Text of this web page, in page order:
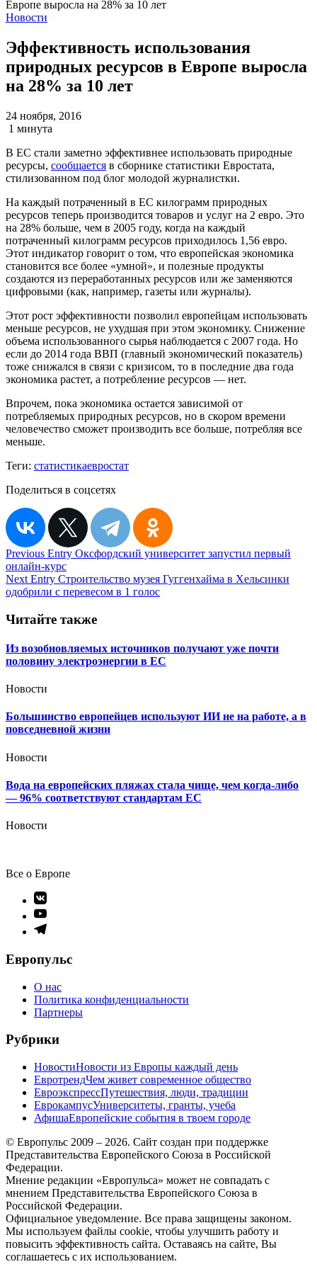
Новости
Эффективность использования
природных ресурсов в Европе выросла
на 28% за 10 лет
24 ноября, 2016
1 минута
В ЕС стали заметно эффективнее использовать природные
ресурсы, сообщается в сборнике статистики Евростата,
стилизованном под блог молодой журналистки.
На каждый потраченный в ЕС килограмм природных
ресурсов теперь производится товаров и услуг на 2 евро. Это
на 28% больше, чем в 2005 году, когда на каждый
потраченный килограмм ресурсов приходилось 1,56 евро.
Этот индикатор говорит о том, что европейская экономика
становится все более «умной», и полезные продукты
создаются из переработанных ресурсов или же заменяются
цифровыми (как, например, газеты или журналы).
Этот рост эффективности позволил европейцам использовать
меньше ресурсов, не ухудшая при этом экономику. Снижение
объема использованного сырья наблюдается с 2007 года. Но
если до 2014 года ВВП (главный экономический показатель)
тоже снижался в связи с кризисом, то в последние два года
экономика растет, а потребление ресурсов — нет.
Впрочем, пока экономика остается зависимой от
потребляемых природных ресурсов, но в скором времени
человечество сможет производить все больше, потребляя все
меньше.
Теги: статистикаевростат
Поделиться в соцсетях
Навигация
по
записям
Previous Entry Оксфордский университет запустил первый
онлайн-курс
Next Entry Строительство музея Гуггенхайма в Хельсинки
одобрили с перевесом в 1 голос
Читайте также
Из возобновляемых источников получают уже почти
половину электроэнергии в ЕС
Новости
Большинство европейцев используют ИИ не на работе, а в
повседневной жизни
Новости
Вода на европейских пляжах стала чище, чем когда-либо
— 96% соответствуют стандартам ЕС
Новости
Все о Европе
Элемент
меню
Элемент
меню
Элемент
Европульс
О нас
Политика конфиденциальности
Партнеры
Рубрики
НовостиНовости из Европы каждый день
ЕвротрендЧем живет современное общество
ЕвроэкспрессПутешествия, люди, традиции
ЕврокампусУниверситеты, гранты, учеба
АфишаЕвропейские события в твоем городе
© Европульс 2009 – 2026. Сайт создан при поддержке
Представительства Европейского Союза в Российской
Федерации.
Мнение редакции «Европульса» может не совпадать с
мнением Представительства Европейского Союза в
Российской Федерации.
Официальное уведомление. Все права защищены законом.
Мы используем файлы cookie, чтобы улучшить работу и
повысить эффективность сайта. Оставаясь на сайте, Вы
соглашаетесь с их использованием.